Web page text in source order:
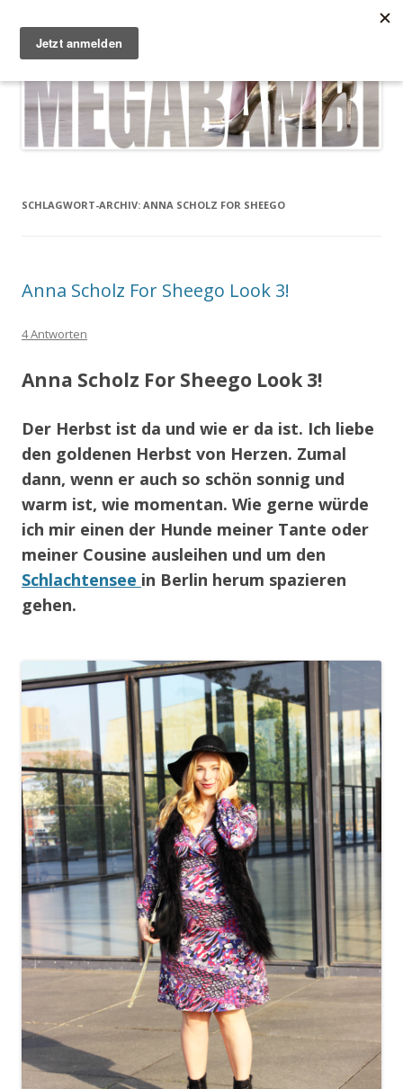
Megabambi
SCHLAGWORT-ARCHIV: ANNA SCHOLZ FOR SHEEGO
Anna Scholz For Sheego Look 3!
4 Antworten
Anna Scholz For Sheego Look 3!
Der Herbst ist da und wie er da ist. Ich liebe
den goldenen Herbst von Herzen. Zumal
dann, wenn er auch so schön sonnig und
warm ist, wie momentan. Wie gerne würde
ich mir einen der Hunde meiner Tante oder
meiner Cousine ausleihen und um den
Schlachtensee in Berlin herum spazieren
gehen.